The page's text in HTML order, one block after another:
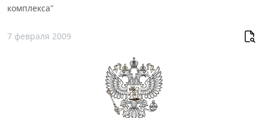
комплекса"
7 февраля 2009